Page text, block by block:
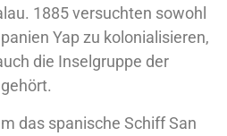
1885 versuchten sowohl
Yap zu kolonialisieren,
die Inselgruppe der
das spanische Schiff San